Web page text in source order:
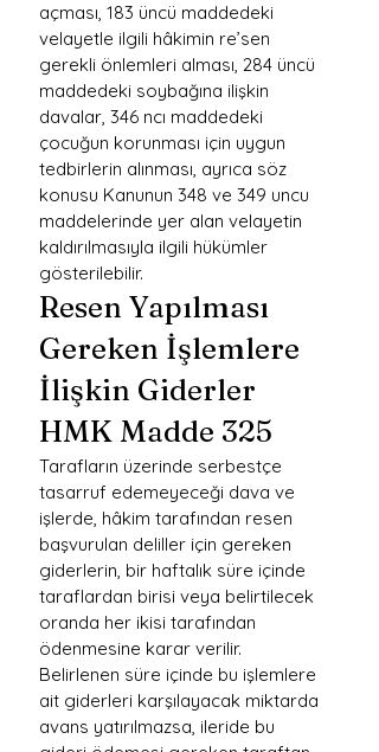
açması, 183 üncü maddedeki
velayetle ilgili hâkimin re’sen
gerekli önlemleri alması, 284 üncü
maddedeki soybağına ilişkin
davalar, 346 ncı maddedeki
çocuğun korunması için uygun
tedbirlerin alınması, ayrıca söz
konusu Kanunun 348 ve 349 uncu
maddelerinde yer alan velayetin
kaldırılmasıyla ilgili hükümler
gösterilebilir.
Resen Yapılması
Gereken İşlemlere
İlişkin Giderler
HMK Madde 325
Tarafların üzerinde serbestçe
tasarruf edemeyeceği dava ve
işlerde, hâkim tarafından resen
başvurulan deliller için gereken
giderlerin, bir haftalık süre içinde
taraflardan birisi veya belirtilecek
oranda her ikisi tarafından
ödenmesine karar verilir.
Belirlenen süre içinde bu işlemlere
ait giderleri karşılayacak miktarda
avans yatırılmazsa, ileride bu